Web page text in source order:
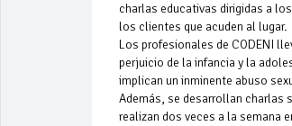
charlas educativas dirigidas a
los clientes que acuden al lugar.
Los profesionales de CODENI
perjuicio de la infancia y la
implican un inminente abuso
Además, se desarrollan charlas
realizan dos veces a la semana